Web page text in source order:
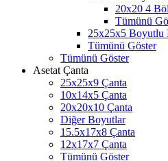
20x20 4
Tümünü
25x25x5 Boyutlu
Tümünü Göster
Tümünü Göster
Asetat Çanta
25x25x9 Çanta
10x14x5 Çanta
20x20x10 Çanta
Diğer Boyutlar
15.5x17x8 Çanta
12x17x7 Çanta
Tümünü Göster